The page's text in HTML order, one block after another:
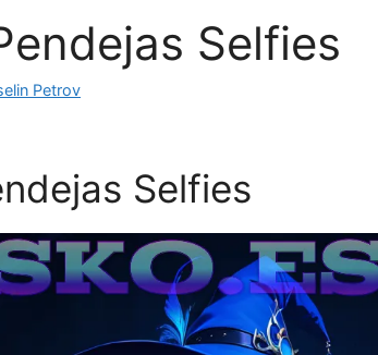
Selfies
Petrov
Selfies